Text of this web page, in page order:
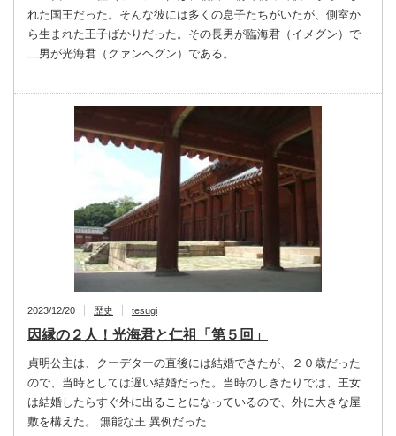
れた国王だった。そんな彼には多くの息子たちがいたが、側室か
ら生まれた王子ばかりだった。その長男が臨海君（イメグン）で
二男が光海君（クァンヘグン）である。 …
2023/12/20 歴史 tesugi
因縁の２人！光海君と仁祖「第５回」
貞明公主は、クーデターの直後には結婚できたが、２０歳だった
ので、当時としては遅い結婚だった。当時のしきたりでは、王女
は結婚したらすぐ外に出ることになっているので、外に大きな屋
敷を構えた。 無能な王 異例だった…